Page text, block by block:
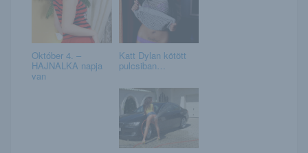
Október 4. –
HAJNALKA napja
van
Katt Dylan kötött
pulcsiban…